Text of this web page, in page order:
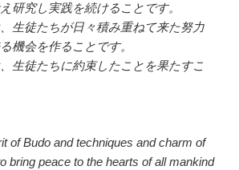
研究し実践を続けることです。
生徒たちが日々積み重ねて来た努力
機会を作ることです。
生徒たちに約束したことを果たすこ
of Budo and techniques and charm of
bring peace to the hearts of all mankind